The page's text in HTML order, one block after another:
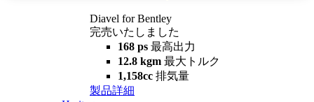
Diavel for Bentley
完売いたしました
168 ps 最高出力
12.8 kgm 最大トルク
1,158cc 排気量
製品詳細